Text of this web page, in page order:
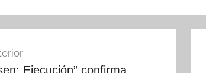
Ejecución” confirma